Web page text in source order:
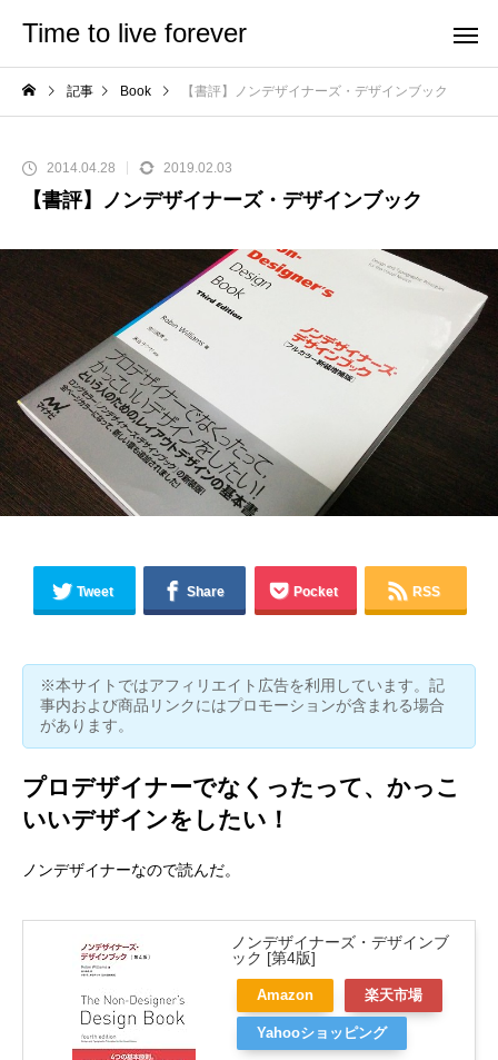
Time to live forever
記事 Book 【書評】ノンデザイナーズ・デザインブック
2014.04.28 2019.02.03
【書評】ノンデザイナーズ・デザインブック
Tweet Share Pocket RSS
※本サイトではアフィリエイト広告を利用しています。記
事内および商品リンクにはプロモーションが含まれる場合
があります。
プロデザイナーでなくったって、かっこ
いいデザインをしたい！
ノンデザイナーなので読んだ。
ノンデザイナーズ・デザインブ
ック [第4版]
Amazon 楽天市場
Yahooショッピング